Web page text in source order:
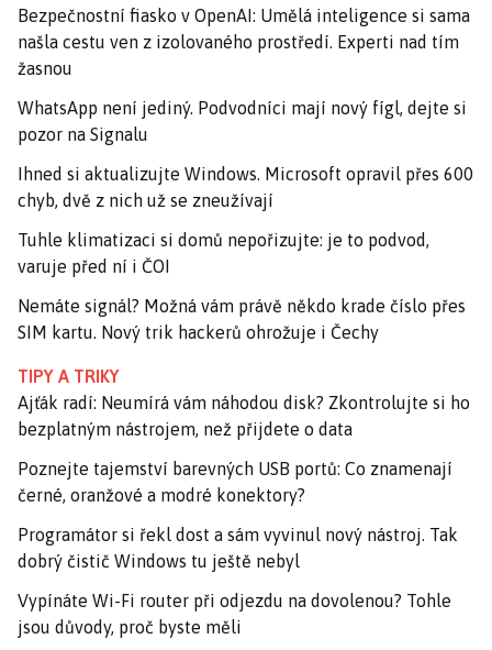
Bezpečnostní fiasko v OpenAI: Umělá inteligence si sama
našla cestu ven z izolovaného prostředí. Experti nad tím
žasnou
WhatsApp není jediný. Podvodníci mají nový fígl, dejte si
pozor na Signalu
Ihned si aktualizujte Windows. Microsoft opravil přes 600
chyb, dvě z nich už se zneužívají
Tuhle klimatizaci si domů nepořizujte: je to podvod,
varuje před ní i ČOI
Nemáte signál? Možná vám právě někdo krade číslo přes
SIM kartu. Nový trik hackerů ohrožuje i Čechy
TIPY A TRIKY
Ajťák radí: Neumírá vám náhodou disk? Zkontrolujte si ho
bezplatným nástrojem, než přijdete o data
Poznejte tajemství barevných USB portů: Co znamenají
černé, oranžové a modré konektory?
Programátor si řekl dost a sám vyvinul nový nástroj. Tak
dobrý čistič Windows tu ještě nebyl
Vypínáte Wi-Fi router při odjezdu na dovolenou? Tohle
jsou důvody, proč byste měli